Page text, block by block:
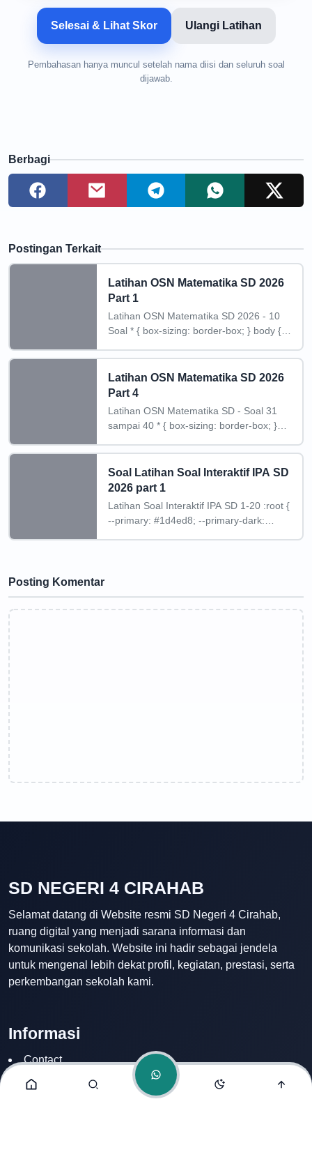
Admin
Selesai & Lihat Skor Ulangi Latihan
Pembahasan hanya muncul setelah nama diisi dan seluruh soal
dijawab.
Berbagi
Postingan Terkait
Latihan OSN Matematika SD 2026
Part 1
Latihan OSN Matematika SD 2026 - 10
Soal * { box-sizing: border-box; } body {
Latihan OSN Matematika SD 2026
Part 4
Latihan OSN Matematika SD - Soal 31
sampai 40 * { box-sizing: border-box; }
Soal Latihan Soal Interaktif IPA SD
2026 part 1
Latihan Soal Interaktif IPA SD 1-20 :root {
--primary: #1d4ed8; --primary-dark:
Posting Komentar
SD NEGERI 4 CIRAHAB
Selamat datang di Website resmi SD Negeri 4 Cirahab,
ruang digital yang menjadi sarana informasi dan
komunikasi sekolah. Website ini hadir sebagai jendela
untuk mengenal lebih dekat profil, kegiatan, prestasi, serta
perkembangan sekolah kami.
Informasi
Contact
Disclamer